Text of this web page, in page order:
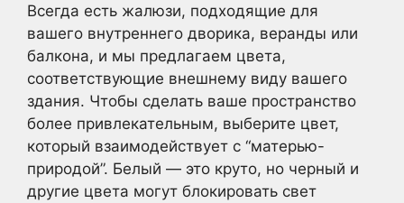
Всегда есть жалюзи, подходящие для
вашего внутреннего дворика, веранды или
балкона, и мы предлагаем цвета,
соответствующие внешнему виду вашего
здания. Чтобы сделать ваше пространство
более привлекательным, выберите цвет,
который взаимодействует с “матерью-
природой”. Белый — это круто, но черный и
другие цвета могут блокировать свет